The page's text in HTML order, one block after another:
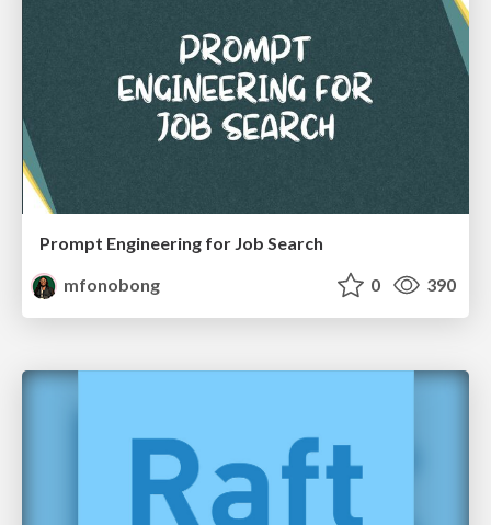
Prompt Engineering for Job Search
mfonobong
0 390